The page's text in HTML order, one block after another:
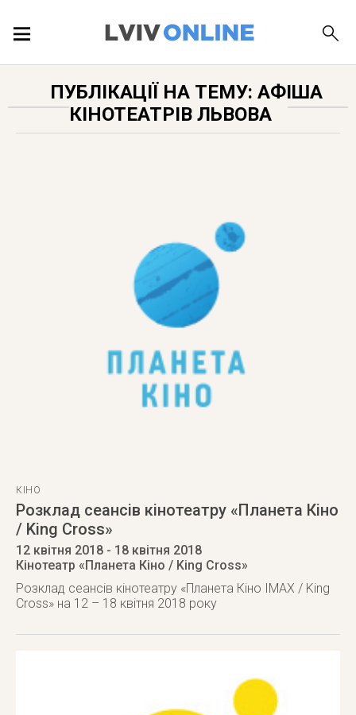
ЛОКАЦІЇ
ПУБЛІКАЦІЇ НА ТЕМУ: АФІША
КІНОТЕАТРІВ ЛЬВОВА
КІНО
Розклад сеансів кінотеатру «Планета Кіно
/ King Cross»
12 квітня 2018 - 18 квітня 2018
Кінотеатр «Планета Кіно / King Cross»
Розклад сеансів кінотеатру «Планета Кіно IMAX / King
Cross» на 12 – 18 квітня 2018 року